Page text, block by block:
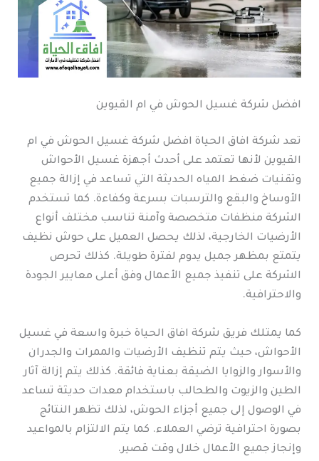
افضل شركة غسيل الحوش في ام القيوين
تعد شركة افاق الحياة افضل شركة غسيل الحوش في ام
القيوين لأنها تعتمد على أحدث أجهزة غسيل الأحواش
وتقنيات ضغط المياه الحديثة التي تساعد في إزالة جميع
الأوساخ والبقع والترسبات بسرعة وكفاءة. كما تستخدم
الشركة منظفات متخصصة وآمنة تناسب مختلف أنواع
الأرضيات الخارجية، لذلك يحصل العميل على حوش نظيف
يتمتع بمظهر جميل يدوم لفترة طويلة. كذلك تحرص
الشركة على تنفيذ جميع الأعمال وفق أعلى معايير الجودة
والاحترافية.
كما يمتلك فريق شركة افاق الحياة خبرة واسعة في غسيل
الأحواش، حيث يتم تنظيف الأرضيات والممرات والجدران
والأسوار والزوايا الضيقة بعناية فائقة. كذلك يتم إزالة آثار
الطين والزيوت والطحالب باستخدام معدات حديثة تساعد
في الوصول إلى جميع أجزاء الحوش، لذلك تظهر النتائج
بصورة احترافية ترضي العملاء. كما يتم الالتزام بالمواعيد
وإنجاز جميع الأعمال خلال وقت قصير.